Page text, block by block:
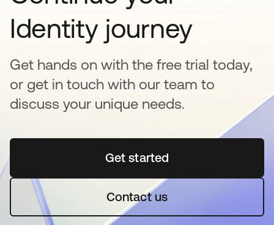
Identity journey
Get hands on with the free trial today,
or get in touch with our team to
discuss your unique needs.
Get startedse abre en una pestaña
Contact us